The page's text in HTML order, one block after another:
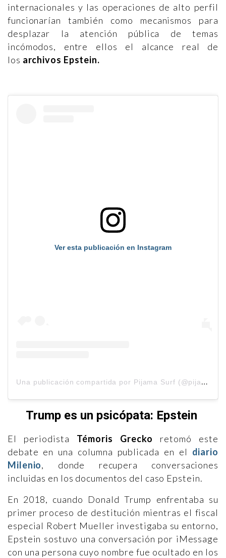
internacionales y las operaciones de alto perfil
funcionarían también como mecanismos para
desplazar la atención pública de temas
incómodos, entre ellos el alcance real de
los archivos Epstein.
Ver esta publicación en Instagram
U
na publicación compartida por Pijama Surf (@pijama_surf)
Trump es un psicópata: Epstein
El periodista Témoris Grecko retomó este
debate en una columna publicada en el diario
Milenio, donde recupera conversaciones
incluidas en los documentos del caso Epstein.
En 2018, cuando Donald Trump enfrentaba su
primer proceso de destitución mientras el fiscal
especial Robert Mueller investigaba su entorno,
Epstein sostuvo una conversación por iMessage
con una persona cuyo nombre fue ocultado en los